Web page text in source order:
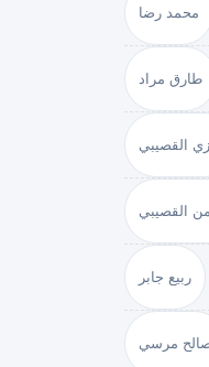
محمد رضا
طارق مراد
القصيبي
القصيبي
ربيع جابر
مرسي